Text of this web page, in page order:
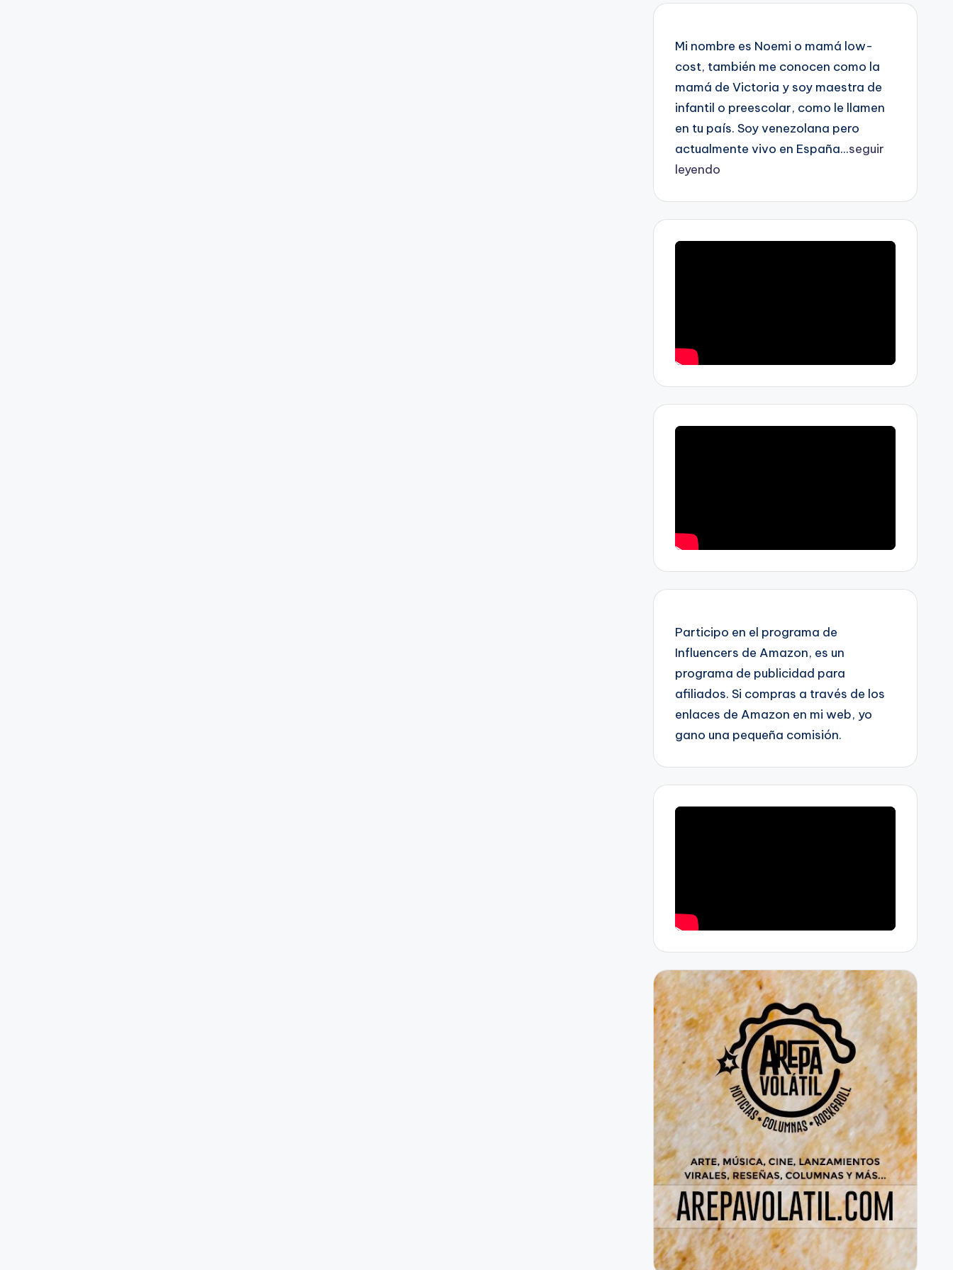
Mi nombre es Noemi o mamá low-
cost, también me conocen como la
mamá de Victoria y soy maestra de
infantil o preescolar, como le llamen
en tu país. Soy venezolana pero
actualmente vivo en España...seguir
leyendo
Participo en el programa de
Influencers de Amazon, es un
programa de publicidad para
afiliados. Si compras a través de los
enlaces de Amazon en mi web, yo
gano una pequeña comisión.